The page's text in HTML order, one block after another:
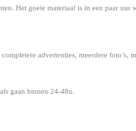
Het goeie materiaal is in een paar uur
advertenties, meerdere
gaan binnen 24-48u.